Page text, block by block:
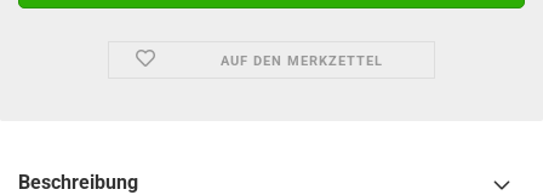
AUF DEN MERKZETTEL
Beschreibung